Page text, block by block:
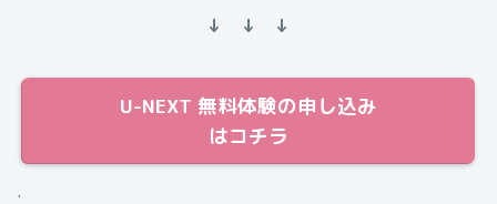
↓ ↓ ↓
U-NEXT 無料体験の申し込み
はコチラ
.